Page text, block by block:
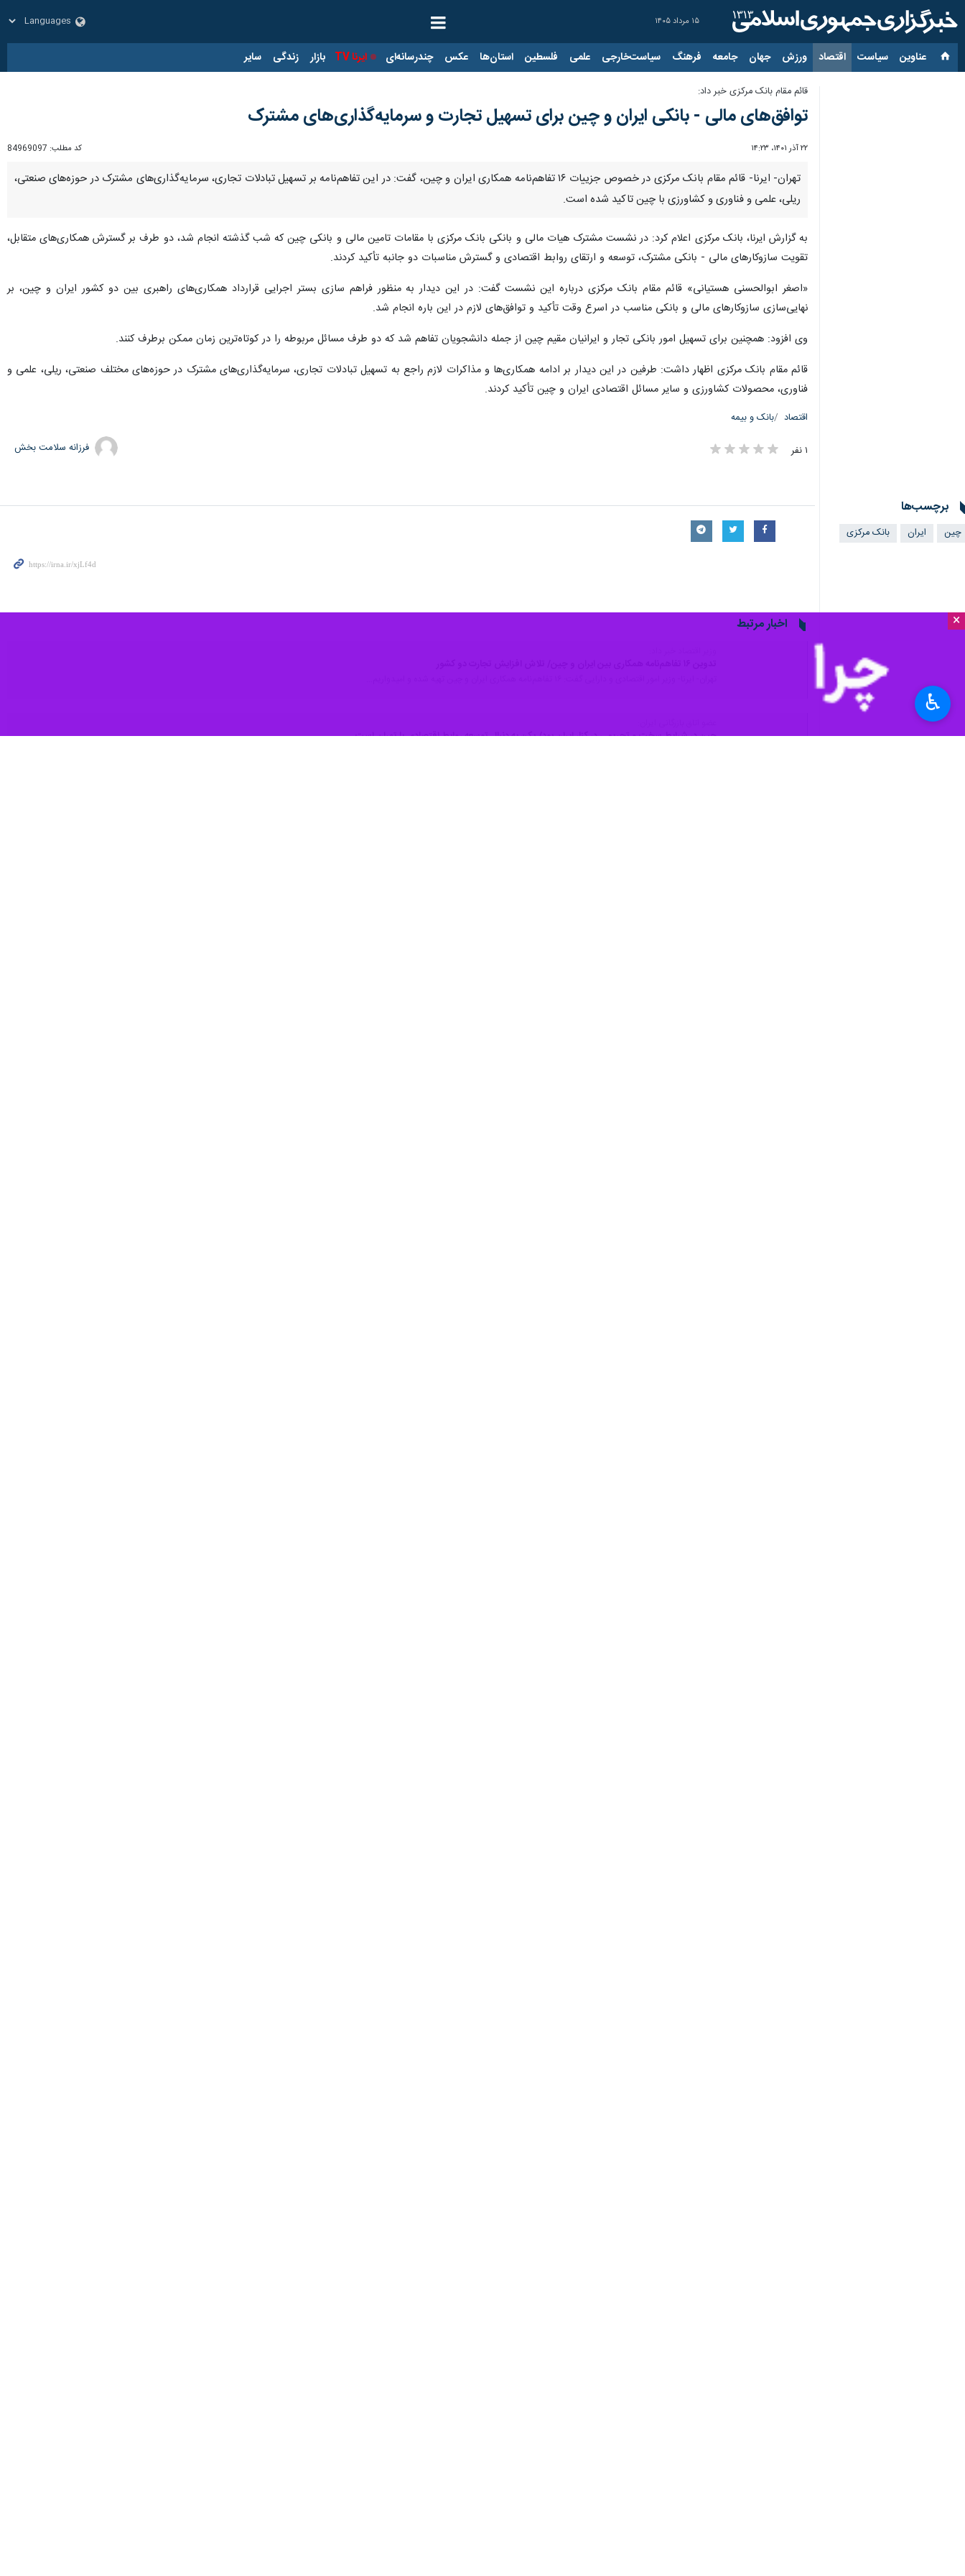
۱۵ مرداد ۱۴۰۵
عناوین‌ سیاست اقتصاد ورزش جهان جامعه فرهنگ سیاست‌خارجی علمی فلسطین استان‌ها عکس چندرسانه‌ای ایرنا TV بازار زندگی سایر
×
قائم مقام بانک مرکزی خبر داد:
توافق‌های مالی - بانکی ایران و چین برای تسهیل تجارت و سرمایه‌گذاری‌های مشترک
۲۲ آذر ۱۴۰۱، ۱۴:۲۳ کد مطلب: 84969097
تهران- ایرنا- قائم مقام بانک مرکزی در خصوص جزییات ۱۶ تفاهم‌نامه همکاری ایران و چین، گفت: در این تفاهم‌نامه بر تسهیل تبادلات تجاری، سرمایه‌گذاری‌های مشترک در حوزه‌های صنعتی،
ریلی، علمی و فناوری و کشاورزی با چین تاکید شده است.
به گزارش ایرنا، بانک مرکزی اعلام کرد: در نشست مشترک هیات مالی و بانکی بانک مرکزی با مقامات تامین مالی و بانکی چین که شب گذشته انجام شد، دو طرف بر گسترش همکاری‌های متقابل،
تقویت سازوکارهای مالی - بانکی مشترک، توسعه و ارتقای روابط اقتصادی و گسترش مناسبات دو جانبه تأکید کردند.
«اصغر ابوالحسنی هستیانی» قائم مقام بانک مرکزی درباره این نشست گفت: در این دیدار به منظور فراهم سازی بستر اجرایی قرارداد همکاری‌های راهبری بین دو کشور ایران و چین، بر
نهایی‌سازی سازوکارهای مالی و بانکی مناسب در اسرع وقت تأکید و توافق‌های لازم در این باره انجام شد.
وی افزود: همچنین برای تسهیل امور بانکی تجار و ایرانیان مقیم چین از جمله دانشجویان تفاهم شد که دو طرف مسائل مربوطه را در کوتاه‌ترین زمان ممکن برطرف کنند.
قائم مقام بانک مرکزی اظهار داشت: طرفین در این دیدار بر ادامه همکاری‌ها و مذاکرات لازم راجع به تسهیل تبادلات تجاری، سرمایه‌گذاری‌های مشترک در حوزه‌های مختلف صنعتی، ریلی، علمی و
فناوری، محصولات کشاورزی و سایر مسائل اقتصادی ایران و چین تأکید کردند.
اقتصاد بانک و بیمه
۱ نفر فرزانه سلامت بخش
برچسب‌ها
چین ایران بانک مرکزی
اخبار مرتبط
چین در شرایط سخت و تحریمی در کنار ایران بود/ پکن به دنبال توسعه روابط اقتصادی با تهران است
♿︎